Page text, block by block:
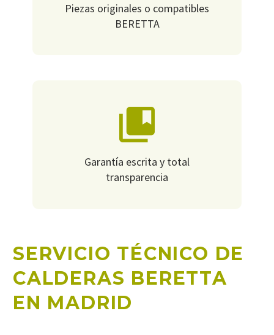
Piezas originales o compatibles
BERETTA
Garantía escrita y total
transparencia
SERVICIO TÉCNICO DE
CALDERAS BERETTA
EN MADRID